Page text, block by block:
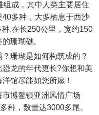
成，其中人类主要居住
多种，大多栖息于西沙
.在长250公里，宽约150
珊瑚礁。
珊瑚是如何构筑成的？
龙的年代更长?你想和美
馆尽能如您所愿！
博鳌镇亚洲风情广场
种，数量达3000多尾。